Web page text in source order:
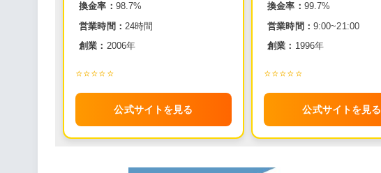
換金率： 98.7%
営業時間： 24時間
創業： 2006年
⭐️⭐️⭐️⭐️⭐️
公式サイトを見る
換金率： 99.7%
営業時間： 9:00~21:00
創業： 1996年
⭐️⭐️⭐️⭐️⭐️
公式サイトを見る